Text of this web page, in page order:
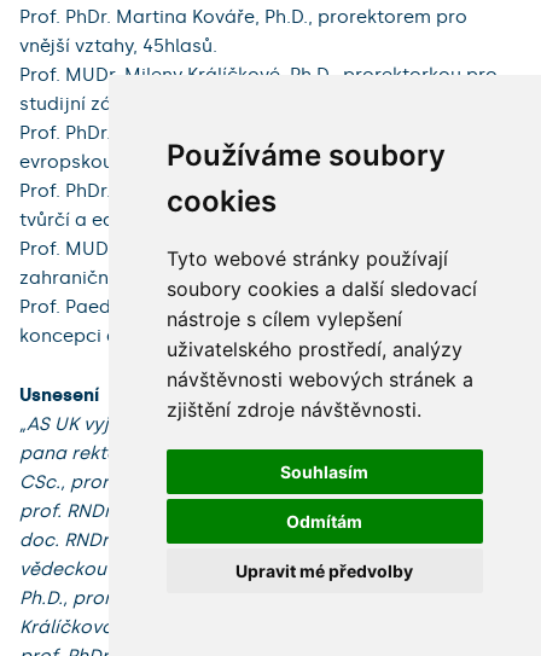
Používáme soubory
cookies
Tyto webové stránky používají
soubory cookies a další sledovací
nástroje s cílem vylepšení
uživatelského prostředí, analýzy
návštěvnosti webových stránek a
zjištění zdroje návštěvnosti.
Souhlasím
Odmítám
Upravit mé předvolby
Prof. PhDr. Martina Kováře, Ph.D., prorektorem pro
vnější vztahy, 45​hlasů.
Prof. MUDr. Mileny Králíčkové, Ph.D., prorektorkou pro
studijní záležitosti, 45​hlasů.
Prof. PhDr. Lenky A. Rovné, CSc., prorektorkou pro
evropskou problematiku, 44​ hlasů.
Prof. PhDr. Ing. Jana Royta, Ph.D., prorektorem pro
tvůrčí a ediční činnost, 45​ hlasů.
Prof. MUDr. Jana Škrhy, DrSc., prorektorem pro
zahraniční styky a mobilitu, ​43​ hlasů.
Prof. PaedDr. Radky Wildové, CSc., prorektorkou pro
koncepci a kvalitu vzdělávací činnosti, 43​ hlasů.
Usnesení
„AS UK vyjádřil souhlasné stanovisko k záměru J.M.
pana rektora UK jmenovat prof. JUDr. Aleše Gerlocha,
CSc., prorektorem pro akademické kvalifikace,
prof. RNDr. Jana Hálu, DrSc., prorektorem pro rozvoj,
doc. RNDr. Jana Konvalinku, CSc., prorektorem pro
vědeckou činnost, prof. PhDr. Martina Kováře,
Ph.D., prorektorem pro vnější vztahy, prof. MUDr. Milenu
Králíčkovou, Ph.D., prorektorkou pro studijní záležitosti,